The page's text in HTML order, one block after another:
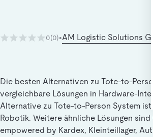
0(0)•AM Logistic Solutions
Die besten Alternativen zu Tote-to-
vergleichbare Lösungen in Hardware-
Alternative zu Tote-to-Person System ist
Robotik. Weitere ähnliche Lösungen
empowered by Kardex, Kleinteillager,